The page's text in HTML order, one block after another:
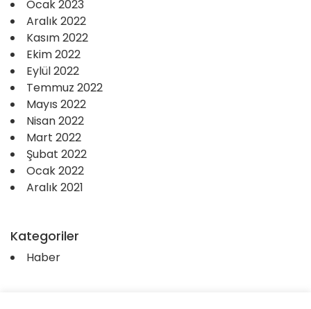
Ocak 2023
Aralık 2022
Kasım 2022
Ekim 2022
Eylül 2022
Temmuz 2022
Mayıs 2022
Nisan 2022
Mart 2022
Şubat 2022
Ocak 2022
Aralık 2021
Kategoriler
Haber